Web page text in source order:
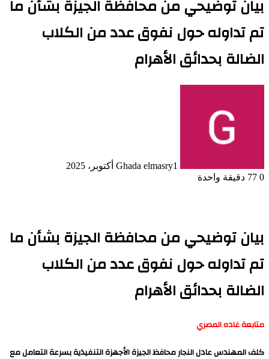
بيان توضيحي من محافظة الجيزة بشأن ما
تم تداوله حول نفوق عدد من الكلاب
الضالة بحدائق الأهرام
Ghada elmasry1 أكتوبر، 2025
0
دقيقة واحدة
بيان توضيحي من محافظة الجيزة بشأن ما
تم تداوله حول نفوق عدد من الكلاب
الضالة بحدائق الأهرام
متابعة غاده المصري
كلف المهندس عادل النجار محافظ الجيزة الأجهزة التنفيذية بسرعة التعامل مع